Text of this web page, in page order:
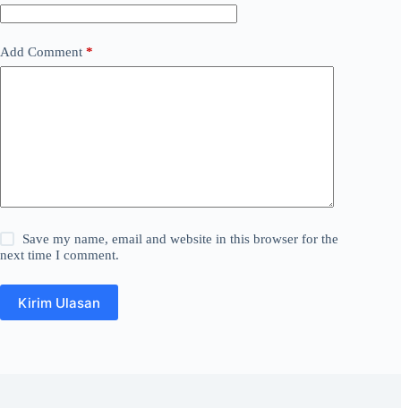
Add Comment *
Save my name, email and website in this browser for the
next time I comment.
Kirim Ulasan